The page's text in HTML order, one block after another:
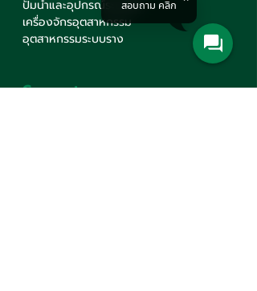
ปั๊มน้ำและอุปกรณ์ระบบน้ำ
เครื่องจักรอุตสาหกรรม
อุตสาหกรรมระบบราง
Corporate
สอบถาม คลิก